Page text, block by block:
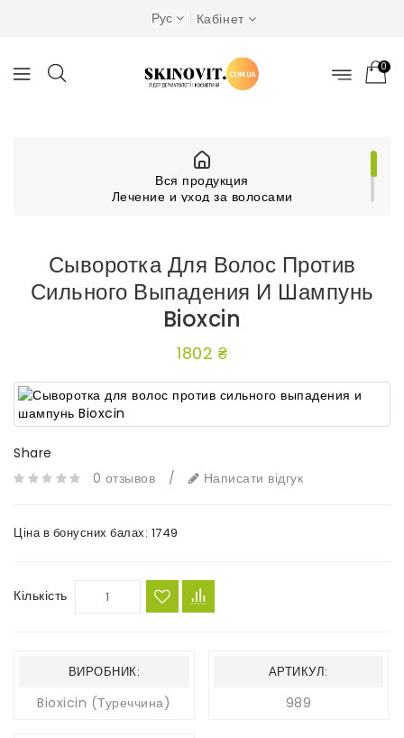
Рус Кабінет
0
Вся продукция
Лечение и уход за волосами
Сыворотка Для Волос Против
Сильного Выпадения И Шампунь
Bioxcin
1802 ₴
Share
0 отзывов
/ Написати відгук
Ціна в бонусних балах: 1749
Кількість
ВИРОБНИК:
Bioxicin (Туреччина)
АРТИКУЛ:
989